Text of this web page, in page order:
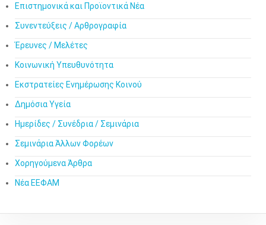
Επιστημονικά και Προϊοντικά Νέα
Συνεντεύξεις / Αρθρογραφία
Έρευνες / Μελέτες
Κοινωνική Υπευθυνότητα
Εκστρατείες Ενημέρωσης Κοινού
Δημόσια Υγεία
Ημερίδες / Συνέδρια / Σεμινάρια
Σεμινάρια Άλλων Φορέων
Χορηγούμενα Άρθρα
Νέα ΕΕΦΑΜ